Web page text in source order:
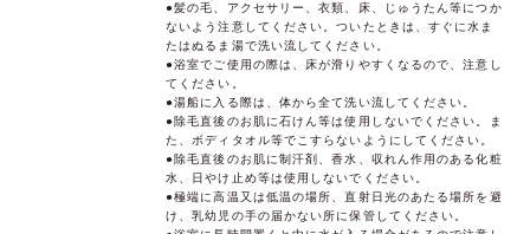
●髪の毛、アクセサリー、衣類、床、じゅうたん等につか
ないよう注意してください。ついたときは、すぐに水ま
たはぬるま湯で洗い流してください。
●浴室でご使用の際は、床が滑りやすくなるので、注意し
てください。
●湯船に入る際は、体から全て洗い流してください。
●除毛直後のお肌に石けん等は使用しないでください。ま
た、ボディタオル等でこすらないようにしてください。
●除毛直後のお肌に制汗剤、香水、収れん作用のある化粧
水、日やけ止め等は使用しないでください。
●極端に高温又は低温の場所、直射日光のあたる場所を避
け、乳幼児の手の届かない所に保管してください。